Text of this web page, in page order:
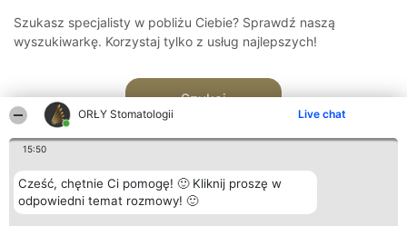
ORŁY Stomatologii Live chat
15:50
Cześć, chętnie Ci pomogę! 🙂 Kliknij proszę w
odpowiedni temat rozmowy! 🙂
Szukasz specjalisty w pobliżu Ciebie? Sprawdź naszą
wyszukiwarkę. Korzystaj tylko z usług najlepszych!
Szukaj